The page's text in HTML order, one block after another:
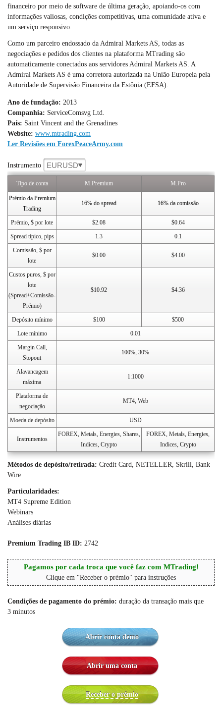
financeiro por meio de software de última geração, apoiando-os com
informações valiosas, condições competitivas, uma comunidade ativa e
um serviço responsivo.
Como um parceiro endossado da Admiral Markets AS, todas as
negociações e pedidos dos clientes na plataforma MTrading são
automaticamente conectados aos servidores Admiral Markets AS. A
Admiral Markets AS é uma corretora autorizada na União Europeia pela
Autoridade de Supervisão Financeira da Estônia (EFSA).
Ano de fundação: 2013
Companhia: ServiceComsvg Ltd.
País: Saint Vincent and the Grenadines
Website: www.mtrading.com
Ler Revisões em ForexPeaceArmy.com
Instrumento EURUSD
Tipo de conta M.Premium M.Pro
Prémio da Premium
Trading
16% do spread 16% da comissão
Prémio, $ por lote $2.08
$0.64
Spread típico, pips
1.3
0.1
Comissão, $ por
lote
$0.00 $4.00
Custos puros, $ por
lote
(Spread+Comissão-
Prémio)
$10.92 $4.36
Depósito mínimo $100
$500
Lote mínimo
0.01
Margin Call,
Stopout
100%, 30%
Alavancagem
máxima
1:1000
Plataforma de
negociação
MT4, Web
Moeda de depósito USD
Instrumentos
FOREX, Metals, Energies, Shares,
Indices, Crypto
FOREX, Metals, Energies,
Indices, Crypto
Métodos de depósito/retirada: Credit Card, NETELLER, Skrill, Bank
Wire
Particularidades:
MT4 Supreme Edition
Webinars
Análises diárias
Premium Trading IB ID: 2742
Pagamos por cada troca que você faz com MTrading!
Clique em "Receber o prémio" para instruções
Condições de pagamento do prémio: duração da transação mais que
3 minutos
Abrir conta demo
Abrir uma conta
Receber o prémio